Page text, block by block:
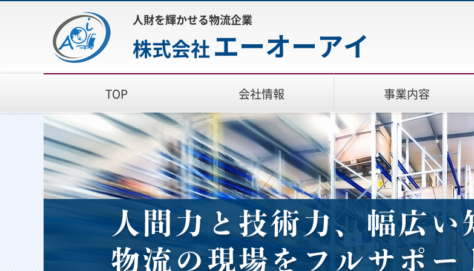
人財を輝かせる物流企業
株式会社エーオーアイ
TOP 会社情報 事業内容